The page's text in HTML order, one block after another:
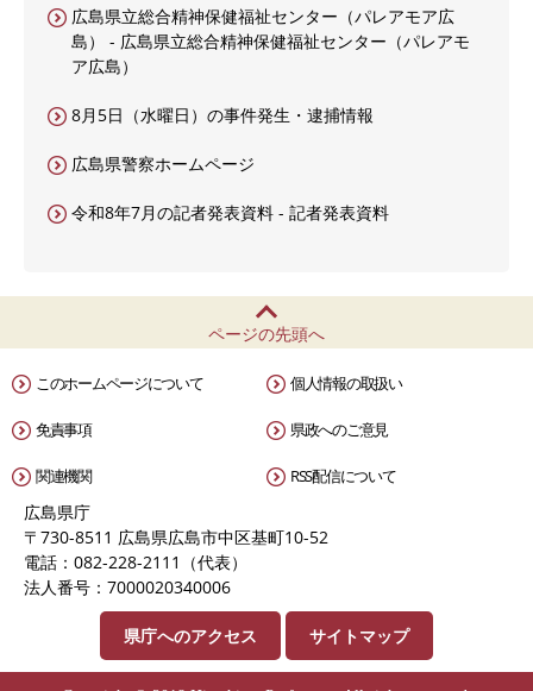
広島県立総合精神保健福祉センター（パレアモア広
島） - 広島県立総合精神保健福祉センター（パレアモ
ア広島）
8月5日（水曜日）の事件発生・逮捕情報
広島県警察ホームページ
令和8年7月の記者発表資料 - 記者発表資料
ページの先頭へ
このホームページについて 個人情報の取扱い
免責事項 県政へのご意見
関連機関 RSS配信について
広島県庁
〒730-8511 広島県広島市中区基町10-52
電話：082-228-2111（代表）
法人番号：7000020340006
県庁へのアクセス サイトマップ